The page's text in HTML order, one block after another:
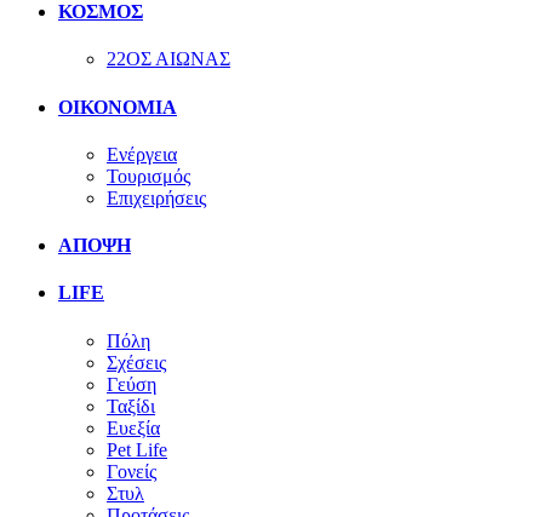
ΚΟΣΜΟΣ
22ΟΣ ΑΙΩΝΑΣ
ΟΙΚΟΝΟΜΙΑ
Ενέργεια
Τουρισμός
Επιχειρήσεις
ΑΠΟΨΗ
LIFE
Πόλη
Σχέσεις
Γεύση
Ταξίδι
Ευεξία
Pet Life
Γονείς
Στυλ